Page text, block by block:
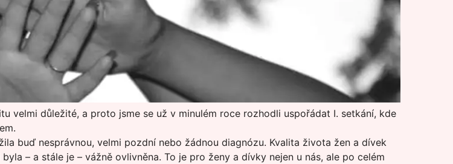
velmi důležité, a proto jsme se už v minulém roce rozhodli uspořádat I. setkání, kde
buď nesprávnou, velmi pozdní nebo žádnou diagnózu. Kvalita života žen a dívek
– a stále je – vážně ovlivněna. To je pro ženy a dívky nejen u nás, ale po celém